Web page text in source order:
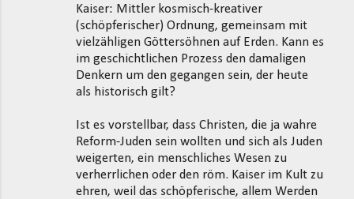
Kaiser: Mittler kosmisch-kreativer
(schöpferischer) Ordnung, gemeinsam mit
vielzähligen Göttersöhnen auf Erden. Kann es
im geschichtlichen Prozess den damaligen
Denkern um den gegangen sein, der heute
als historisch gilt?
Ist es vorstellbar, dass Christen, die ja wahre
Reform-Juden sein wollten und sich als Juden
weigerten, ein menschliches Wesen zu
verherrlichen oder den röm. Kaiser im Kult zu
ehren, weil das schöpferische, allem Werden